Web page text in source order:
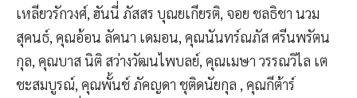
เหลียวรักวงศ์, ฮันนี่ ภัสสร บุณยเกียรติ, จอย ชลธิชา นวม
สุคนธ์, คุณอ้อน ลัคนา เดมอน, คุณนันทร์ณภัส ศรีนพรัตน
กุล, คุณบาส นิติ สว่างวัฒนไพบลย์, คุณเมษา วรรณวิไล เต
ชะสมบูรณ์, คุณพั้นช์ ภัคญดา ชุติดนัยกุล , คุณกีต้าร์